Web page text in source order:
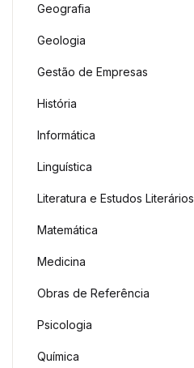
Geografia
Geologia
Gestão de Empresas
História
Informática
Linguística
Literatura e Estudos Literários
Matemática
Medicina
Obras de Referência
Psicologia
Química